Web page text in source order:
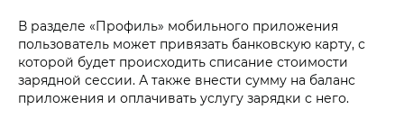
В разделе «Профиль» мобильного приложения
пользователь может привязать банковскую карту, с
которой будет происходить списание стоимости
зарядной сессии. А также внести сумму на баланс
приложения и оплачивать услугу зарядки с него.